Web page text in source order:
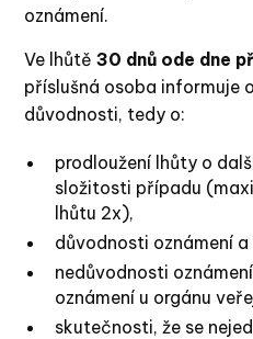
oznámení.
Ve lhůtě30 dnů ode dne
příslušná osoba informuje
důvodnosti, tedy o:
prodloužení lhůty o
složitosti případu
lhůtu 2x),
důvodnosti oznámení
nedůvodnosti
oznámení u orgánu
skutečnosti, že se